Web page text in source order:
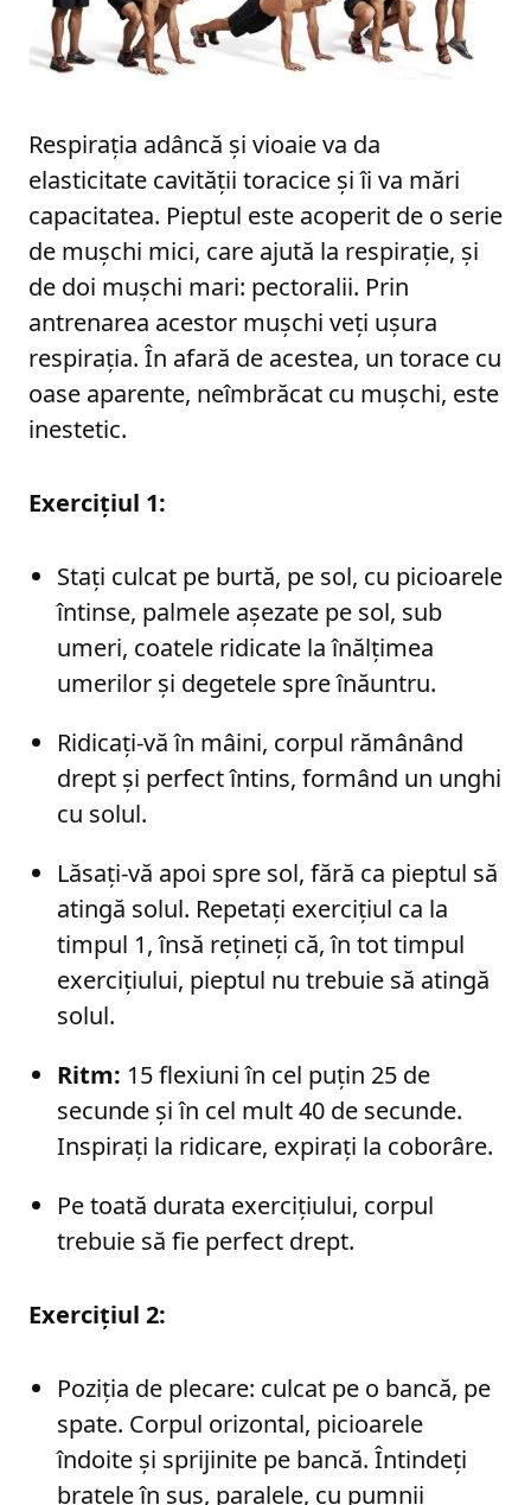
Respirația adâncă și vioaie va da
elasticitate cavității toracice și îi va mări
capacitatea. Pieptul este acoperit de o serie
de mușchi mici, care ajută la respirație, și
de doi mușchi mari: pectoralii. Prin
antrenarea acestor mușchi veți ușura
respirația. În afară de acestea, un torace cu
oase aparente, neîmbrăcat cu mușchi, este
inestetic.
Exercițiul 1:
Stați culcat pe burtă, pe sol, cu picioarele
întinse, palmele așezate pe sol, sub
umeri, coatele ridicate la înălțimea
umerilor și degetele spre înăuntru.
Ridicați-vă în mâini, corpul rămânând
drept și perfect întins, formând un unghi
cu solul.
Lăsați-vă apoi spre sol, fără ca pieptul să
atingă solul. Repetați exercițiul ca la
timpul 1, însă rețineți că, în tot timpul
exercițiului, pieptul nu trebuie să atingă
solul.
Ritm: 15 flexiuni în cel puțin 25 de
secunde și în cel mult 40 de secunde.
Inspirați la ridicare, expirați la coborâre.
Pe toată durata exercițiului, corpul
trebuie să fie perfect drept.
Exercițiul 2:
Poziția de plecare: culcat pe o bancă, pe
spate. Corpul orizontal, picioarele
îndoite și sprijinite pe bancă. Întindeți
brațele în sus, paralele, cu pumnii